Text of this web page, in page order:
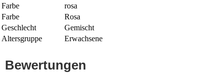
Farbe
rosa
Farbe
Rosa
Geschlecht
Gemischt
Altersgruppe
Erwachsene